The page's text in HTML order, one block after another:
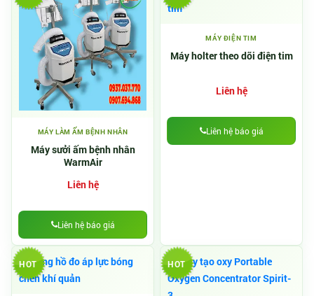
MÁY LÀM ẤM BỆNH NHÂN
Máy sưởi ấm bệnh nhân
WarmAir
Liên hệ
Liên hệ báo giá
MÁY ĐIỆN TIM
Máy holter theo dõi điện tim
Liên hệ
Liên hệ báo giá
HOT HOT